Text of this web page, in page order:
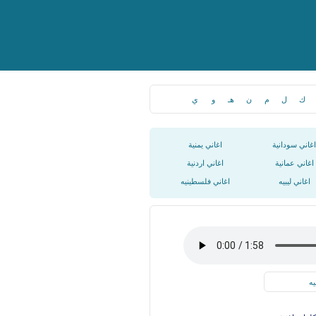
ك ل م ن هـ و ي
اغاني سودانية اغاني يمنية
اغاني عمانية اغاني اردنية
اغاني ليبيه اغاني فلسطينيه